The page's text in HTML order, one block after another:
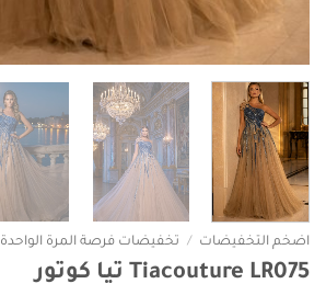
اضخم التخفيضات / تخفيضات فرصة المرة الواحدة
Tiacouture LR075 تيا كوتور